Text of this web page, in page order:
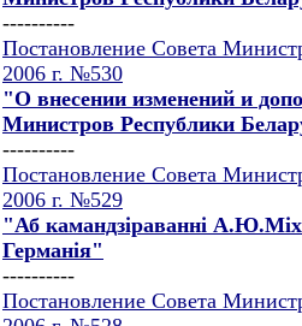
----------
Постановление Совета
2006 г. №530
"О внесении изменений и
Министров Республики
----------
Постановление Совета
2006 г. №529
"Аб камандзiраваннi
Германiя"
----------
Постановление Совета